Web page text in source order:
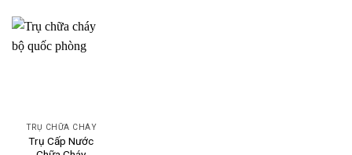
TRỤ CHỮA CHÁY
Trụ Cấp Nước